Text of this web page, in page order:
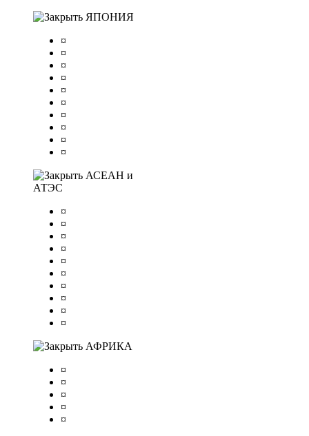
ЯПОНИЯ
¤
¤
¤
¤
¤
¤
¤
¤
¤
¤
АСЕАН и
АТЭС
¤
¤
¤
¤
¤
¤
¤
¤
¤
¤
АФРИКА
¤
¤
¤
¤
¤